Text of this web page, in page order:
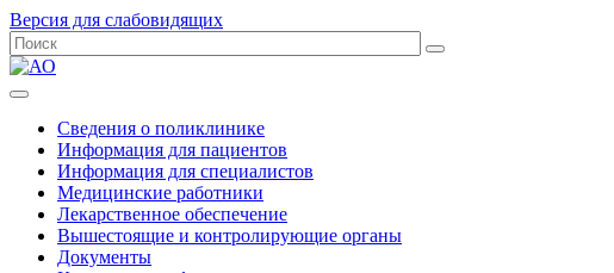
Версия для слабовидящих
Сведения о поликлинике
Информация для пациентов
Информация для специалистов
Медицинские работники
Лекарственное обеспечение
Вышестоящие и контролирующие органы
Документы